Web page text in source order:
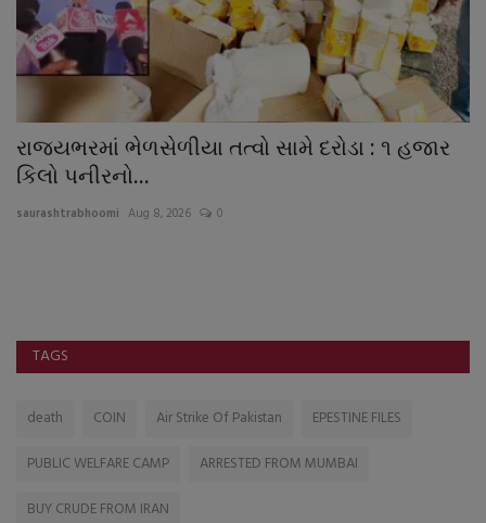
રાજ્યભરમાં ભેળસેળીયા તત્વો સામે દરોડા : ૧ હજાર
કિલો પનીરનો...
saurashtrabhoomi Aug 8, 2026 0
TAGS
death COIN Air Strike Of Pakistan
EPESTINE FILES
PUBLIC WELFARE CAMP
ARRESTED FROM MUMBAI
BUY CRUDE FROM IRAN